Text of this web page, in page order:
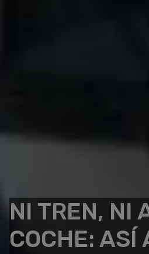
NI TREN, NI
COCHE: ASÍ